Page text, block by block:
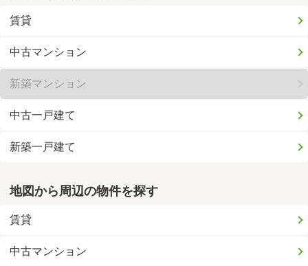
賃貸
中古マンション
新築マンション
中古一戸建て
新築一戸建て
地図から周辺の物件を探す
賃貸
中古マンション